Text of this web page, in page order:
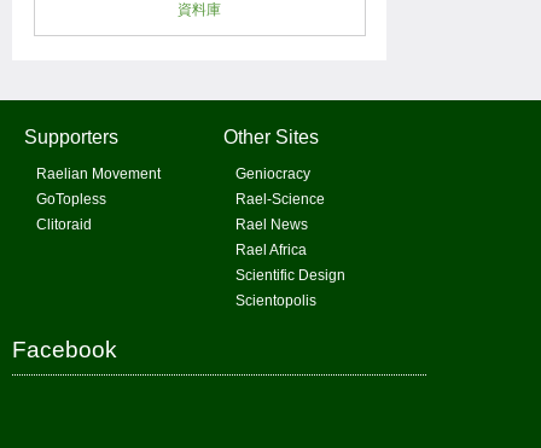
資料庫
Supporters
Raelian Movement
GoTopless
Clitoraid
Other Sites
Geniocracy
Rael-Science
Rael News
Rael Africa
Scientific Design
Scientopolis
Facebook